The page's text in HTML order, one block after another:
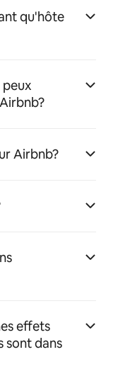
qu'hôte
Airbnb?
effets
sont dans